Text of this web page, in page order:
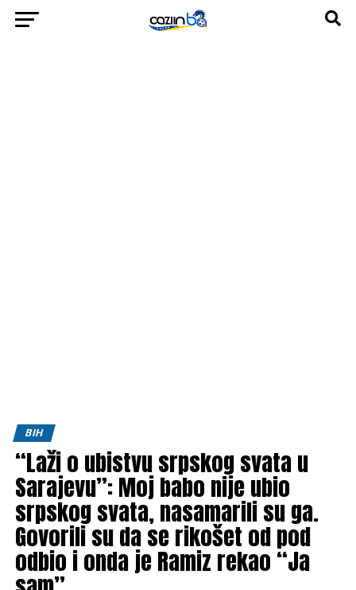
BIH
“Laži o ubistvu srpskog svata u
Sarajevu”: Moj babo nije ubio
srpskog svata, nasamarili su ga.
Govorili su da se rikošet od pod
odbio i onda je Ramiz rekao “Ja